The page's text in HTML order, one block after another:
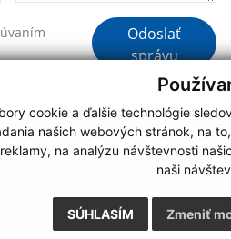
cookie a ďalšie technológie
našich webových stránok, na
na analýzu návštevnosti
naši
SÚHLASÍM Zmeniť
Odoslať
správu
s
2,
s.r.o.
webdesign